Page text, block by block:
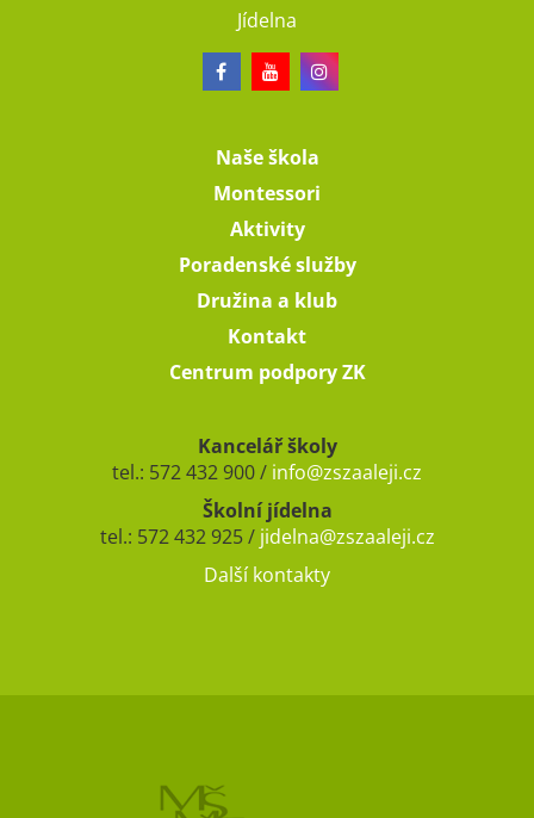
Jídelna
Naše škola
Montessori
Aktivity
Poradenské služby
Družina a klub
Kontakt
Centrum podpory ZK
Kancelář školy
tel.: 572 432 900 / info@zszaaleji.cz
Školní jídelna
tel.: 572 432 925 / jidelna@zszaaleji.cz
Další kontakty